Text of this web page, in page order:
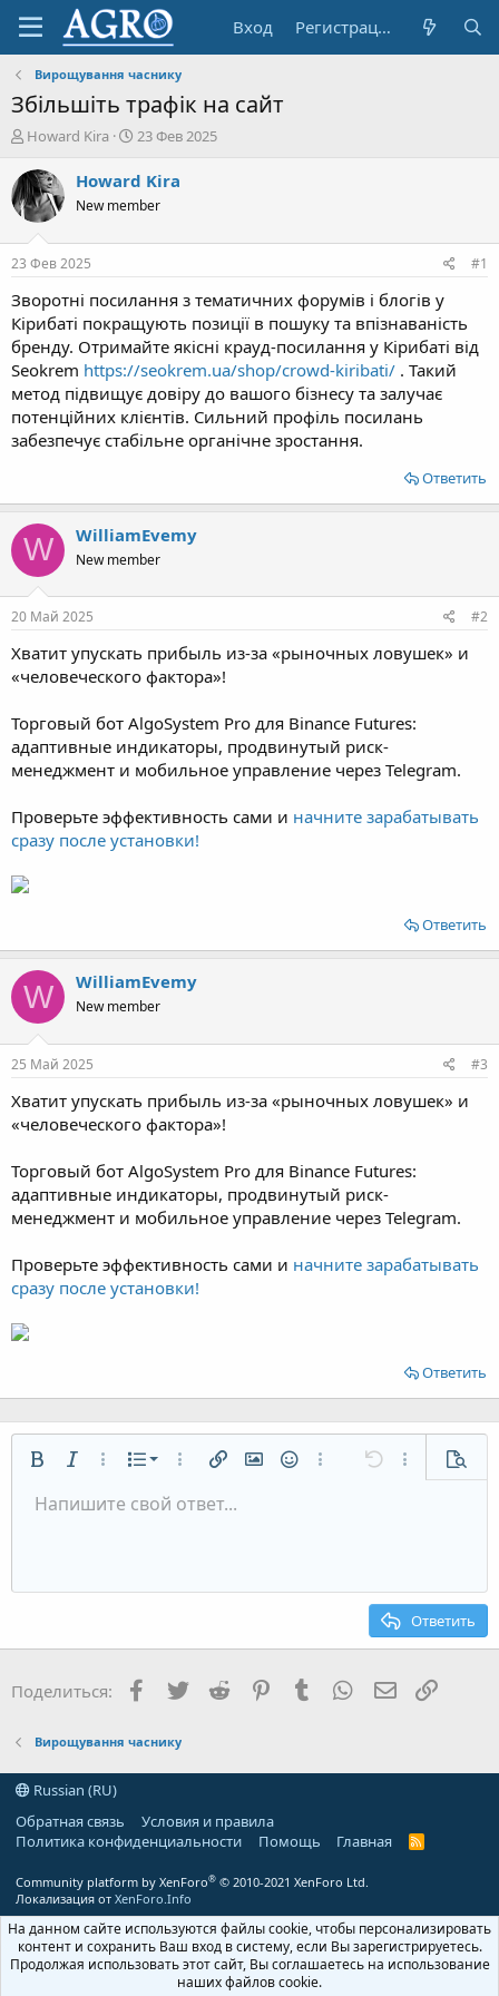
Вход Регистрация
Вирощування часнику
Збільшіть трафік на сайт
А
т
о
р
е
м
ы
Howard Kira
Д
т
а
н
л
23 Фев 2025
Howard Kira
New member
23 Фев 2025 #1
Зворотні посилання з тематичних форумів і блогів у
Кірибаті покращують позиції в пошуку та впізнаваність
бренду. Отримайте якісні крауд-посилання у Кірибаті від
Seokrem https://seokrem.ua/shop/crowd-kiribati/ . Такий
метод підвищує довіру до вашого бізнесу та залучає
потенційних клієнтів. Сильний профіль посилань
забезпечує стабільне органічне зростання.
Ответить
W WilliamEvemy
New member
20 Май 2025 #2
Хватит упускать прибыль из-за «рыночных ловушек» и
«человеческого фактора»!
Торговый бот AlgoSystem Pro для Binance Futures:
адаптивные индикаторы, продвинутый риск-
менеджмент и мобильное управление через Telegram.
Проверьте эффективность сами и начните зарабатывать
сразу после установки!
Ответить
W WilliamEvemy
New member
25 Май 2025 #3
Хватит упускать прибыль из-за «рыночных ловушек» и
«человеческого фактора»!
Торговый бот AlgoSystem Pro для Binance Futures:
адаптивные индикаторы, продвинутый риск-
менеджмент и мобильное управление через Telegram.
Проверьте эффективность сами и начните зарабатывать
сразу после установки!
Ответить
ЖирныйКурсивДополнительно...
Список Нумерованный список
Маркированный список
Дополнительно...
Вставить ссылку
Вставить изображение
СмайлыДополнительно...
Отменить
Размер шрифта
9
Цвет текста
Шрифт Arial
Trebuchet MS
Verdana
Зачёркнутый
Подчёркнутый
Однострочный код
ВыравниваниеПо левому краю
Формат параграфа
Обычный
Заголовок 2
ЦитатаМедиаВставить таблицу
Вставить горизонтальную линию
Спойлер
Код
Повторить
Переключить режим работы редактора
Удалить форматирование
ЧерновикиСохранить черновик
Напишите свой ответ...
Ответить
Поделиться: Facebook
Twitter Reddit PinterestTumblr WhatsApp
Вирощування часнику
Russian (RU)
Обратная связь
Условия и правила
Политика конфиденциальности
Помощь Главная
R
Community platform by XenForo® © 2010-2021 XenForo Ltd.
Локализация от XenForo.Info
На данном сайте используются файлы cookie, чтобы персонализировать
контент и сохранить Ваш вход в систему, если Вы зарегистрируетесь.
Продолжая использовать этот сайт, Вы соглашаетесь на использование
наших файлов cookie.